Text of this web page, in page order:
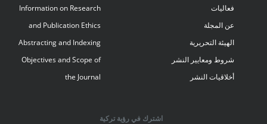
فعاليات
عن المجلة
الهيئة التحريرية
شروط ومعايير النشر
أخلاقيات النشر
Information on Research
and Publication Ethics
Abstracting and Indexing
Objectives and Scope of
the Journal
اشترك في رؤية تركية